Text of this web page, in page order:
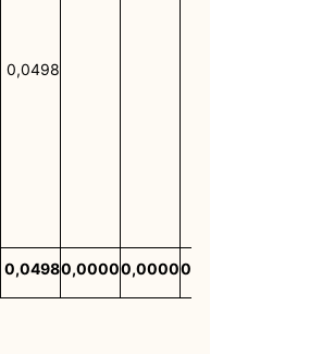
0,0498
0,04980,00000,00000,0000